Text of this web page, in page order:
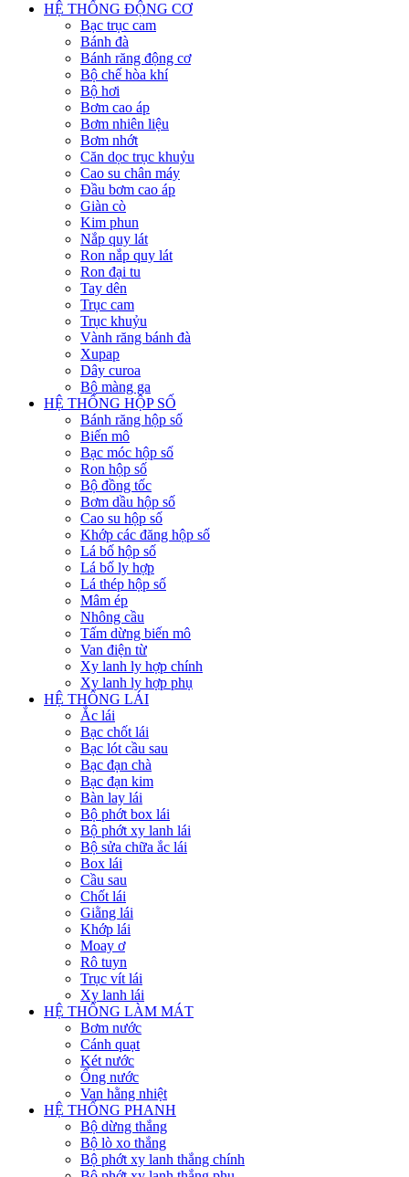
HỆ THỐNG ĐỘNG CƠ
Bạc trục cam
Bánh đà
Bánh răng động cơ
Bộ chế hòa khí
Bộ hơi
Bơm cao áp
Bơm nhiên liệu
Bơm nhớt
Căn dọc trục khuỷu
Cao su chân máy
Đầu bơm cao áp
Giàn cò
Kim phun
Nắp quy lát
Ron nắp quy lát
Ron đại tu
Tay dên
Trục cam
Trục khuỷu
Vành răng bánh đà
Xupap
Dây curoa
Bộ màng ga
HỆ THỐNG HỘP SỐ
Bánh răng hộp số
Biến mô
Bạc móc hộp số
Ron hộp số
Bộ đồng tốc
Bơm dầu hộp số
Cao su hộp số
Khớp các đăng hộp số
Lá bố hộp số
Lá bố ly hợp
Lá thép hộp số
Mâm ép
Nhông cầu
Tấm dừng biến mô
Van điện từ
Xy lanh ly hợp chính
Xy lanh ly hợp phụ
HỆ THỐNG LÁI
Ắc lái
Bạc chốt lái
Bạc lót cầu sau
Bạc đạn chà
Bạc đạn kim
Bàn lay lái
Bộ phớt box lái
Bộ phớt xy lanh lái
Bộ sửa chữa ắc lái
Box lái
Cầu sau
Chốt lái
Giằng lái
Khớp lái
Moay ơ
Rô tuyn
Trục vít lái
Xy lanh lái
HỆ THỐNG LÀM MÁT
Bơm nước
Cánh quạt
Két nước
Ống nước
Van hằng nhiệt
HỆ THỐNG PHANH
Bộ dừng thắng
Bộ lò xo thắng
Bộ phớt xy lanh thắng chính